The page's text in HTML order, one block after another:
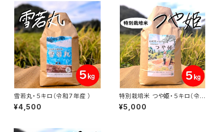
雪若丸・５キロ（令和7年産 ）
¥4,500
特別栽培米 つや姫・５キロ（令和
7年産 ）
¥5,000